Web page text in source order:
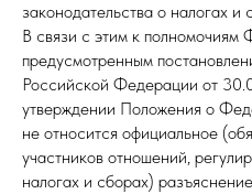
законодательства о налогах
В связи с этим к
предусмотренным
Российской Федерации от
утверждении Положения о
не относится официальное
участников отношений,
налогах и сборах)